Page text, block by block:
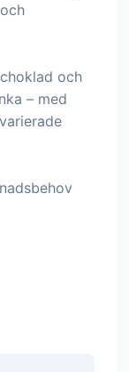
och
– med